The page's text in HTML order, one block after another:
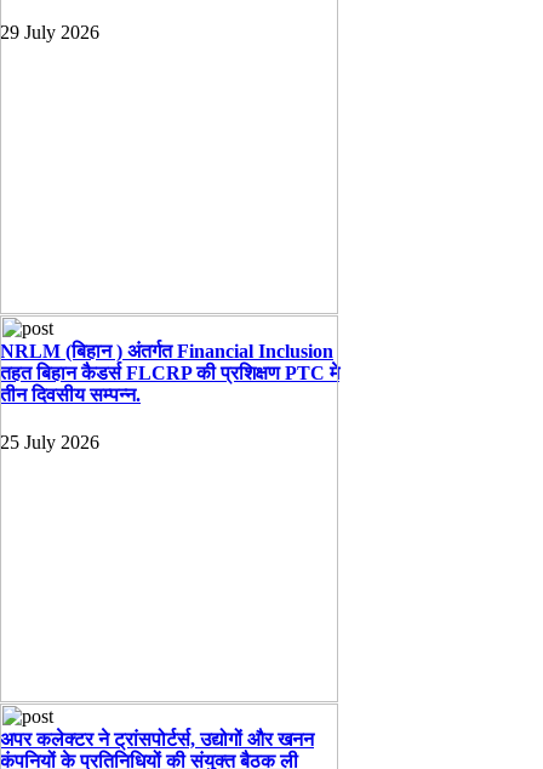
29 July 2026
NRLM (बिहान ) अंतर्गत Financial Inclusion
तहत बिहान कैडर्स FLCRP की प्रशिक्षण PTC मे
तीन दिवसीय सम्पन्न.
25 July 2026
अपर कलेक्टर ने ट्रांसपोर्टर्स, उद्योगों और खनन
कंपनियों के प्रतिनिधियों की संयुक्त बैठक ली